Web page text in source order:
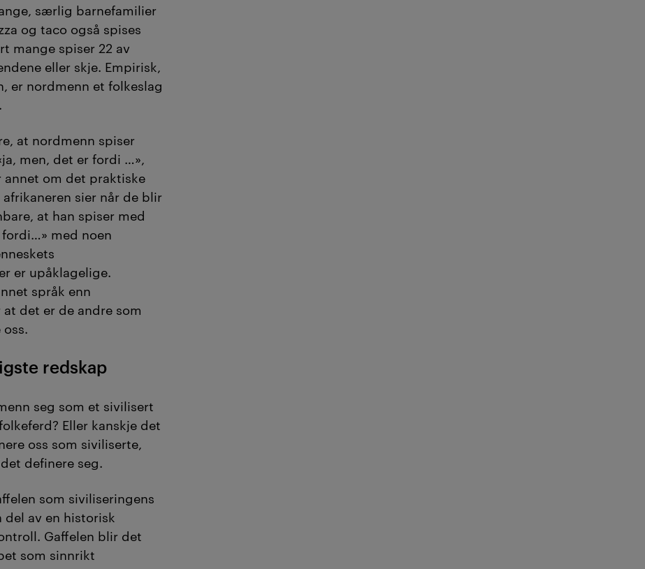
særlig barnefamilier
og taco også spises
mange spiser 22 av
eller skje. Empirisk,
er nordmenn et folkeslag
at nordmenn spiser
men, det er fordi …»,
om det praktiske
sier når de blir
at han spiser med
fordi…» med noen
er upåklagelige.
språk enn
det er de andre som
redskap
seg som et sivilisert
Eller kanskje det
oss som siviliserte,
­definere seg.
som siviliseringens
av en historisk
Gaffelen blir det
som sinnrikt